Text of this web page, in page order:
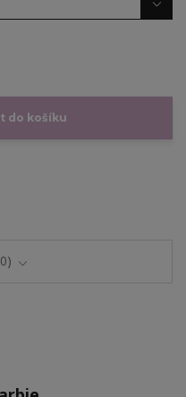
do košíku
0